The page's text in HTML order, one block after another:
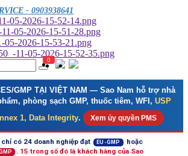
- 0903938641
0
GMP TẠI VIỆT NAM — Sao Nam hỗ trợ nhà
phòng sạch GMP, thuốc tiêm, WFI, USP
1, Data Integrity. Xem ủy quyền PMS
chỉ có 24 doanh nghiệp đạt EU-GMP hoặc
. 15 trong số đó là khách hàng của Sao